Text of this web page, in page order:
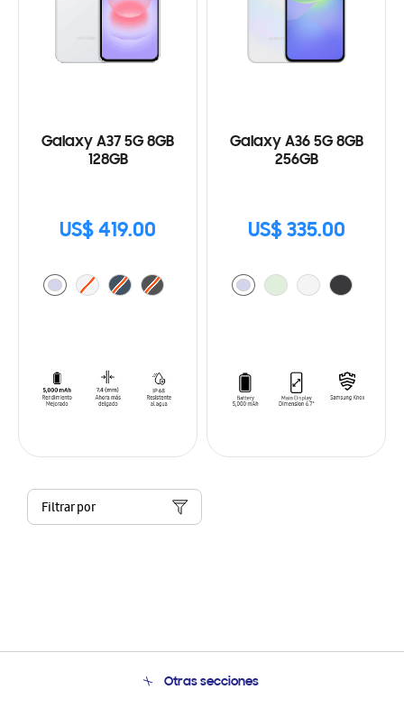
Galaxy A37 5G 8GB
128GB
US$ 419.00
Galaxy A36 5G 8GB
256GB
US$ 335.00
Filtrar por
Otras secciones